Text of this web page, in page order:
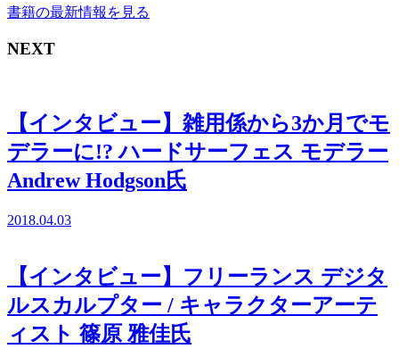
書籍の最新情報を見る
NEXT
【インタビュー】雑用係から3か月でモ
デラーに!? ハードサーフェス モデラー
Andrew Hodgson氏
2018.04.03
【インタビュー】フリーランス デジタ
ルスカルプター / キャラクターアーテ
ィスト 篠原 雅佳氏